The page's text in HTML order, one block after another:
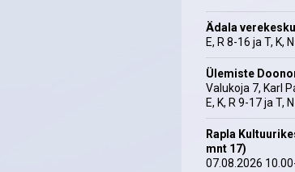
Ädala
E, R 8-16 ja T, K,
Ülemiste
Valukoja 7, Karl
E, K, R 9-17 ja T,
Rapla
mnt 17)
07.08.2026